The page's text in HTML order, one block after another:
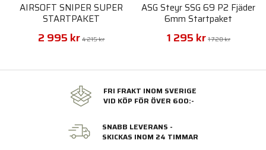
AIRSOFT SNIPER SUPER
STARTPAKET
2 995 kr 4 215 kr
ASG Steyr SSG 69 P2 Fjäder
6mm Startpaket
1 295 kr 1 720 kr
FRI FRAKT INOM SVERIGE
VID KÖP FÖR ÖVER 600:-
SNABB LEVERANS -
SKICKAS INOM 24 TIMMAR